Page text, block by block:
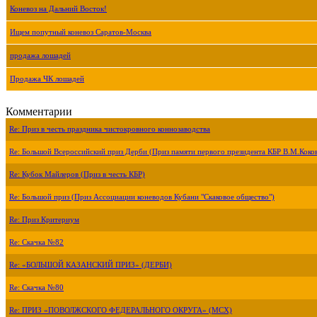
Коневоз на Дальний Восток!
Ищем попутный коневоз Саратов-Москва
продажа лошадей
Продажа ЧК лошадей
Комментарии
Re: Приз в честь праздника чистокровного коннозаводства
Re: Большой Всероссийский приз Дерби (Приз памяти первого президента КБР
Re: Кубок Майлеров (Приз в честь КБР)
Re: Большой приз (Приз Ассоциации коневодов Кубани "Скаковое общество")
Re: Приз Критериум
Re: Скачка №82
Re: «БОЛЬШОЙ КАЗАНСКИЙ ПРИЗ» (ДЕРБИ)
Re: Скачка №80
Re: ПРИЗ «ПОВОЛЖСКОГО ФЕДЕРАЛЬНОГО ОКРУГА» (МСХ)